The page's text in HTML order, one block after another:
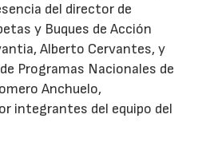
del director de
y Buques de Acción
Alberto Cervantes, y
Programas Nacionales de
Anchuelo,
integrantes del equipo del